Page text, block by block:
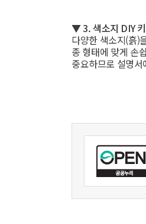
▼3. 색소지 DIY
다양한 색소지(흙)
종 형태에 맞게 손
중요하므로 설명